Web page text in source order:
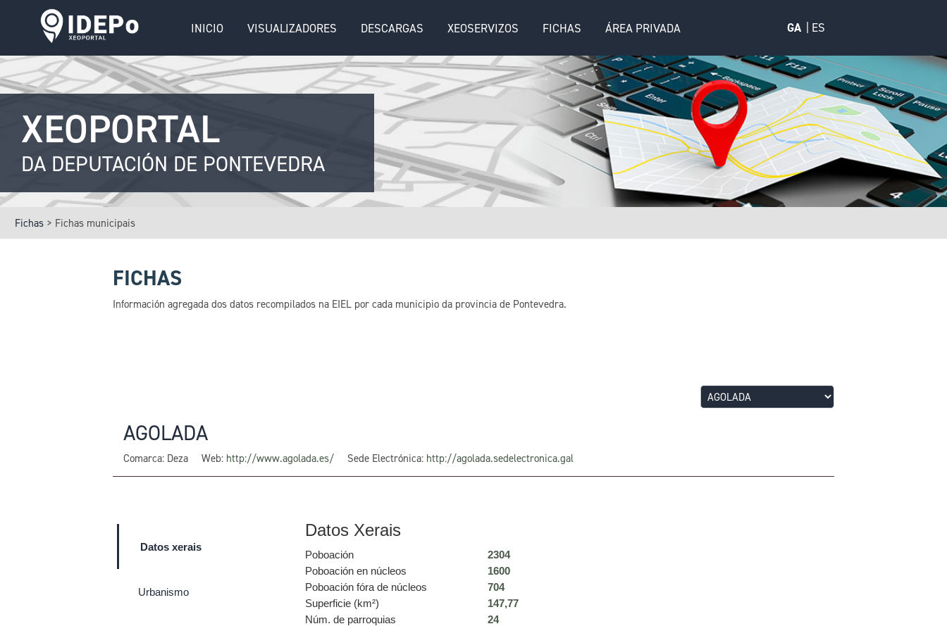
Xeoportal
da
INICIO VISUALIZADORES DESCARGAS XEOSERVIZOS FICHAS ÁREA PRIVADA GA ES
XEOPORTAL
DA DEPUTACIÓN DE PONTEVEDRA
Fichas > Fichas municipais
FICHAS
Información agregada dos datos recompilados na EIEL por cada municipio da provincia de Pontevedra.
AGOLADA
Comarca: Deza Web: http://www.agolada.es/ Sede Electrónica: http://agolada.sedelectronica.gal
Datos xerais
Urbanismo
Datos Xerais
Poboación
2304
Poboación en núcleos
1600
Poboación fóra de núcleos
704
Superficie (km²)
147,77
Núm. de parroquias
24